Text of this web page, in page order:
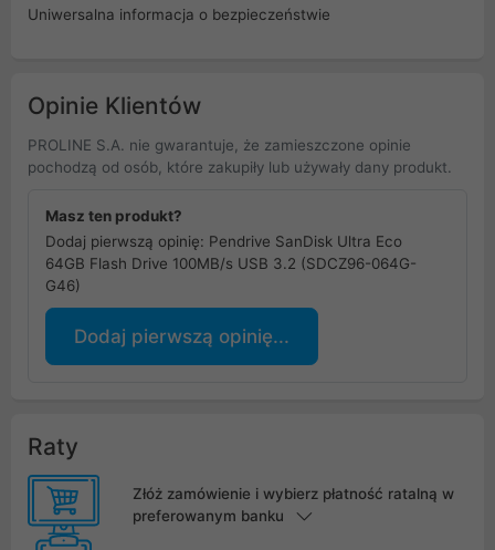
Uniwersalna informacja o bezpieczeństwie
Opinie Klientów
PROLINE S.A. nie gwarantuje, że zamieszczone opinie
pochodzą od osób, które zakupiły lub używały dany produkt.
Masz ten produkt?
Dodaj pierwszą opinię: Pendrive SanDisk Ultra Eco
64GB Flash Drive 100MB/s USB 3.2 (SDCZ96-064G-
G46)
Dodaj pierwszą opinię...
Raty
Złóż zamówienie i wybierz płatność ratalną w
preferowanym banku